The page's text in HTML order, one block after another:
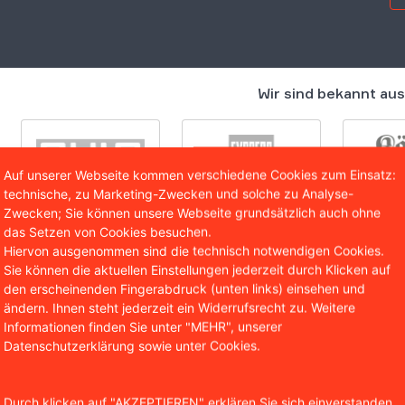
Wir sind bekannt aus
300 Verfahren beim
ging mit zahlreichen
und Einschränkungen für die
Auf unserer Webseite kommen verschiedene Cookies zum Einsatz:
technische, zu Marketing-Zwecken und solche zu Analyse-
Zwecken; Sie können unsere Webseite grundsätzlich auch ohne
das Setzen von Cookies besuchen.
Hiervon ausgenommen sind die technisch notwendigen Cookies.
Sie können die aktuellen Einstellungen jederzeit durch Klicken auf
den erscheinenden Fingerabdruck (unten links) einsehen und
ändern. Ihnen steht jederzeit ein Widerrufsrecht zu. Weitere
Informationen finden Sie unter "MEHR", unserer
Datenschutzerklärung sowie unter Cookies.